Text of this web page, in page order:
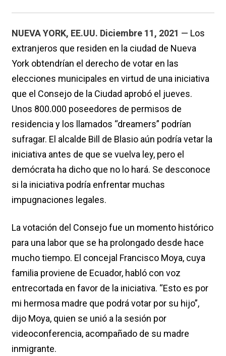
NUEVA YORK, EE.UU. Diciembre 11, 2021 — Los
extranjeros que residen en la ciudad de Nueva
York obtendrían el derecho de votar en las
elecciones municipales en virtud de una iniciativa
que el Consejo de la Ciudad aprobó el jueves.
Unos 800.000 poseedores de permisos de
residencia y los llamados “dreamers” podrían
sufragar. El alcalde Bill de Blasio aún podría vetar la
iniciativa antes de que se vuelva ley, pero el
demócrata ha dicho que no lo hará. Se desconoce
si la iniciativa podría enfrentar muchas
impugnaciones legales.
La votación del Consejo fue un momento histórico
para una labor que se ha prolongado desde hace
mucho tiempo. El concejal Francisco Moya, cuya
familia proviene de Ecuador, habló con voz
entrecortada en favor de la iniciativa. “Esto es por
mi hermosa madre que podrá votar por su hijo”,
dijo Moya, quien se unió a la sesión por
videoconferencia, acompañado de su madre
inmigrante.